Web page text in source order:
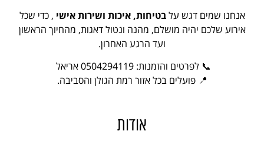
אנחנו שמים דגש עלבטיחות, איכות ושירות אישי , כדי שכל
אירוע שלכם יהיה מושלם, מהנה ונטול דאגות, מהחיוך הראשון
ועד הרגע האחרון.
📞 לפרטים והזמנות: 0504294119 אריאל
📍 פועלים בכל אזור רמת הגולן והסביבה.
אודות